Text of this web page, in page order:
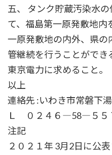
五、 タンク貯蔵汚染水
て、福島第一原発敷地内
一原発敷地の内外、県の
管継続を行うことがで
東京電力に求めること。
以上
連絡先 :いわき市常磐下
Ｌ ０２４６―58―５５
注記
２０２１年 3月2日に公